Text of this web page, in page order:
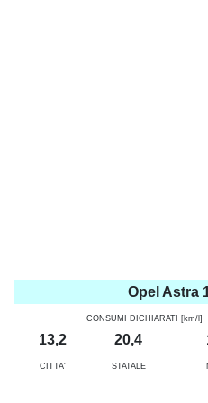
Opel Astra
CONSUMI DICHIARATI [km/l]
13,2 20,4
CITTA' STATALE